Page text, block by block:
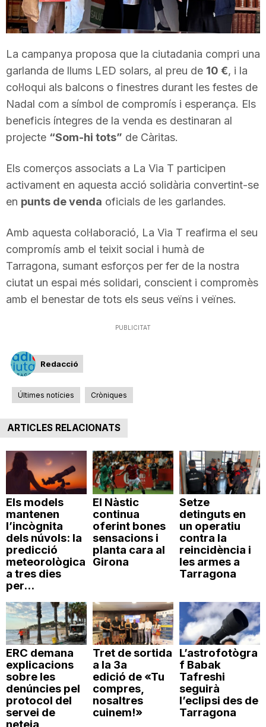
r
r
a
o
n
La campanya proposa que la ciutadania compri una
garlanda de llums LED solars, al preu de 10 €, i la
col·loqui als balcons o finestres durant les festes de
Nadal com a símbol de compromís i esperança. Els
beneficis íntegres de la venda es destinaran al
projecte “Som-hi tots” de Càritas.
Els comerços associats a La Via T participen
activament en aquesta acció solidària convertint-se
en punts de venda oficials de les garlandes.
Amb aquesta col·laboració, La Via T reafirma el seu
compromís amb el teixit social i humà de
Tarragona, sumant esforços per fer de la nostra
ciutat un espai més solidari, conscient i compromès
amb el benestar de tots els seus veïns i veïnes.
PUBLICITAT
Redacció
Últimes notícies Cròniques
ARTICLES RELACIONATS
Els models
mantenen
l’incògnita
dels núvols: la
predicció
meteorològica
a tres dies
per...
El Nàstic
continua
oferint bones
sensacions i
planta cara al
Girona
Setze
detinguts en
un operatiu
contra la
reincidència i
les armes a
Tarragona
ERC demana
explicacions
sobre les
denúncies pel
protocol del
servei de
Tret de sortida
a la 3a
edició de «Tu
compres,
nosaltres
cuinem!»
L’astrofotògra
f Babak
Tafreshi
seguirà
l’eclipsi des de
Tarragona